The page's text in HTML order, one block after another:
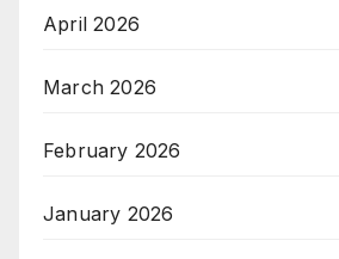
April 2026
March 2026
February 2026
January 2026